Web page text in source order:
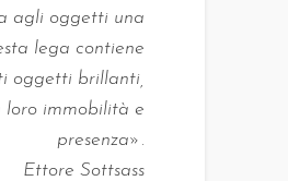
agli oggetti una
lega contiene
oggetti brillanti,
loro immobilità e
presenza».
Ettore Sottsass